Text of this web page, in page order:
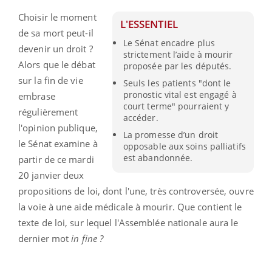
L'ESSENTIEL
Le Sénat encadre plus
strictement l’aide à mourir
proposée par les députés.
Seuls les patients "dont le
pronostic vital est engagé à
court terme" pourraient y
accéder.
La promesse d’un droit
opposable aux soins palliatifs
est abandonnée.
Choisir le moment
de sa mort peut-il
devenir un droit ?
Alors que le débat
sur la fin de vie
embrase
régulièrement
l'opinion publique,
le Sénat examine à
partir de ce mardi
20 janvier deux
propositions de loi, dont l'une, très controversée, ouvre
la voie à une aide médicale à mourir. Que contient le
texte de loi, sur lequel l'Assemblée nationale aura le
dernier motin fine ?